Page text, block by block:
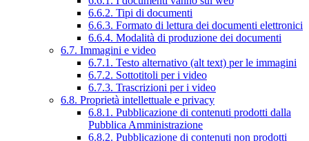
6.6.2. Tipi di documenti
6.6.3. Formato di lettura dei documenti elettronici
6.6.4. Modalità di produzione dei documenti
6.7. Immagini e video
6.7.1. Testo alternativo (alt text) per le immagini
6.7.2. Sottotitoli per i video
6.7.3. Trascrizioni per i video
6.8. Proprietà intellettuale e privacy
6.8.1. Pubblicazione di contenuti prodotti dalla
Pubblica Amministrazione
6.8.2. Pubblicazione di contenuti non prodotti